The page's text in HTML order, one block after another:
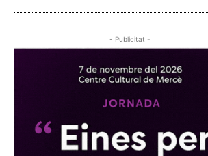
- Publicitat -